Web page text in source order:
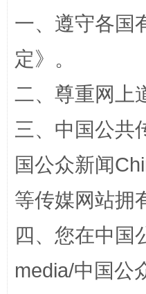
一、遵守各国
定》。
二、尊重网上
三、中国公共
国公众新闻
等传媒网站拥
四、您在中国
media/中国公